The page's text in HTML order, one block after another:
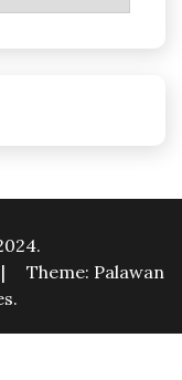
|
Theme: Palawan
.